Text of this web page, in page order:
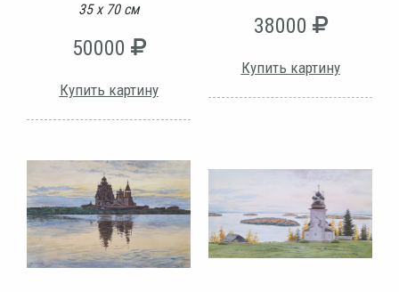
35 х 70 см
50000
Купить картину
38000
Купить картину